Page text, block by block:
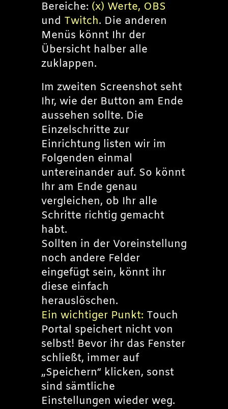
Bereiche: (x) Werte, OBS
und Twitch. Die anderen
Menüs könnt Ihr der
Übersicht halber alle
zuklappen.
Im zweiten Screenshot seht
Ihr, wie der Button am Ende
aussehen sollte. Die
Einzelschritte zur
Einrichtung listen wir im
Folgenden einmal
untereinander auf. So könnt
Ihr am Ende genau
vergleichen, ob Ihr alle
Schritte richtig gemacht
habt.
Sollten in der Voreinstellung
noch andere Felder
eingefügt sein, könnt ihr
diese einfach
herauslöschen.
Ein wichtiger Punkt: Touch
Portal speichert nicht von
selbst! Bevor ihr das Fenster
schließt, immer auf
„Speichern“ klicken, sonst
sind sämtliche
Einstellungen wieder weg.